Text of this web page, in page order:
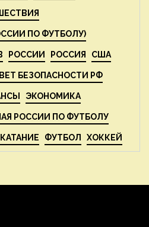
ПО ФУТБОЛУ)
РОССИИ РОССИЯ США
БЕЗОПАСНОСТИ РФ
ЭКОНОМИКА
РОССИИ ПО ФУТБОЛУ
ФУТБОЛ ХОККЕЙ